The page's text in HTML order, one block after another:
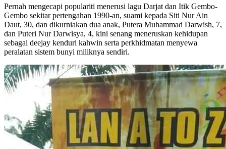
Pernah mengecapi populariti menerusi lagu Darjat dan Itik Gembo-
Gembo sekitar pertengahan 1990-an, suami kepada Siti Nur Ain
Daut, 30, dan dikurniakan dua anak, Putera Muhammad Darwish, 7,
dan Puteri Nur Darwisya, 4, kini senang meneruskan kehidupan
sebagai deejay kenduri kahwin serta perkhidmatan menyewa
peralatan sistem bunyi miliknya sendiri.